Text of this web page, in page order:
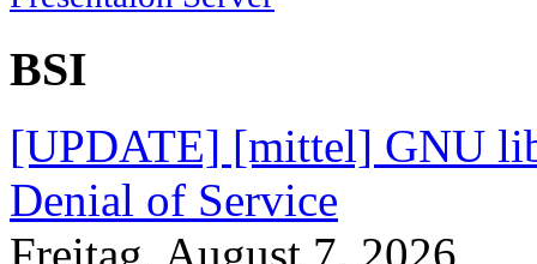
BSI
[UPDATE] [mittel] GNU
Denial of Service